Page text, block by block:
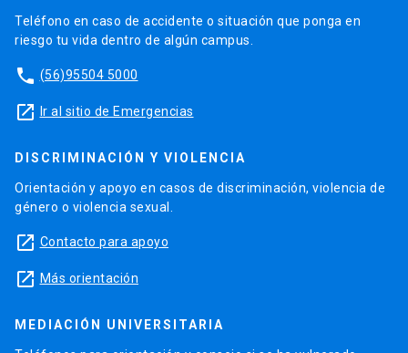
Teléfono en caso de accidente o situación que ponga en
riesgo tu vida dentro de algún campus.
phone (56)95504 5000
launch Ir al sitio de Emergencias
DISCRIMINACIÓN Y VIOLENCIA
Orientación y apoyo en casos de discriminación, violencia de
género o violencia sexual.
launch Contacto para apoyo
launch Más orientación
MEDIACIÓN UNIVERSITARIA